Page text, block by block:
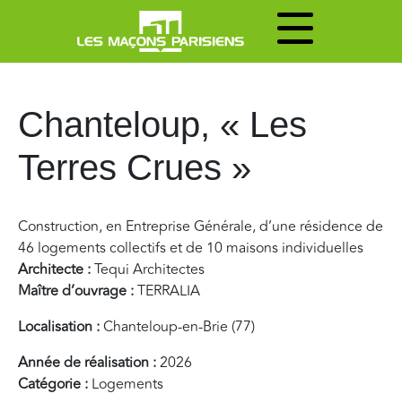
Chanteloup, « Les
Terres Crues »
Construction, en Entreprise Générale, d’une résidence de
46 logements collectifs et de 10 maisons individuelles
Architecte :Tequi Architectes
Maître d’ouvrage :TERRALIA
Localisation :Chanteloup-en-Brie (77)
Année de réalisation :2026
Catégorie : Logements